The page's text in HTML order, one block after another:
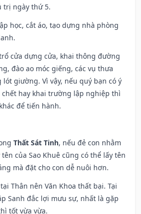
trị ngày thứ 5.
học, cắt áo, tạo dựng nhà phòng
cửa dựng cửa, khai thông đường
đào ao móc giếng, các vụ thưa
giường. Vì vậy, nếu quý bạn có ý
hay khai trường lập nghiệp thì
để tiến hành.
Thất Sát Tinh, nếu đẻ con nhằm
của Sao Khuê cũng có thể lấy tên
mà đặt cho con dễ nuôi hơn.
Thân nên Văn Khoa thất bại. Tại
Sanh đắc lợi mưu sự, nhất là gặp
tốt vừa vừa.